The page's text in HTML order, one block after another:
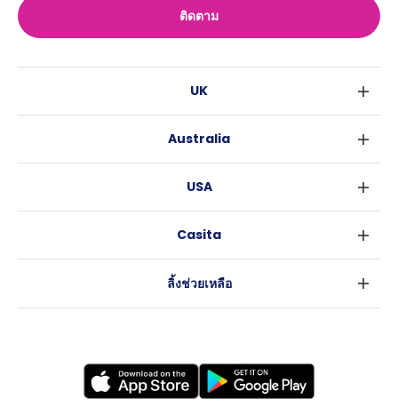
ติดตาม
UK
เอดินเบอระ
ลีดส์
โคเวนทรี
เลสเตอร์
Australia
บริสเบน
อะเดลายด์
USA
แอตแลนตา
Casita
ลิ้งช่วยเหลือ